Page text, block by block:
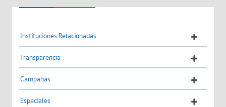
Instituciones Relacionadas
Transparencia
Campañas
Especiales